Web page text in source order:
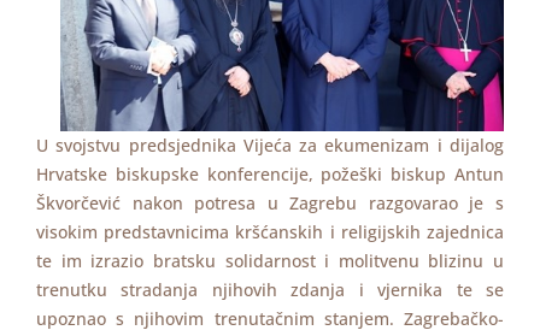
U svojstvu predsjednika Vijeća za ekumenizam i dijalog
Hrvatske biskupske konferencije, požeški biskup Antun
Škvorčević nakon potresa u Zagrebu razgovarao je s
visokim predstavnicima kršćanskih i religijskih zajednica
te im izrazio bratsku solidarnost i molitvenu blizinu u
trenutku stradanja njihovih zdanja i vjernika te se
upoznao s njihovim trenutačnim stanjem. Zagrebačko-